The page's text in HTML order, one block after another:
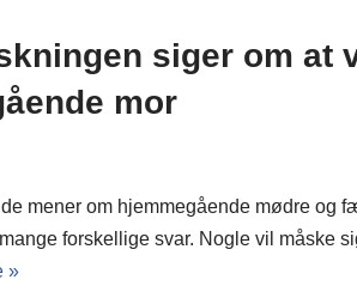
siger om at
mor
mener om hjemmegående mødre og
forskellige svar. Nogle vil måske
»